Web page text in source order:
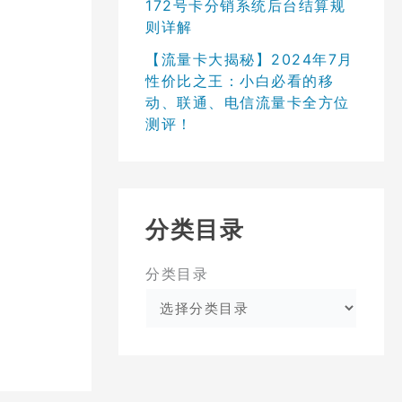
172号卡分销系统后台结算规
则详解
【流量卡大揭秘】2024年7月
性价比之王：小白必看的移
动、联通、电信流量卡全方位
测评！
分类目录
分类目录